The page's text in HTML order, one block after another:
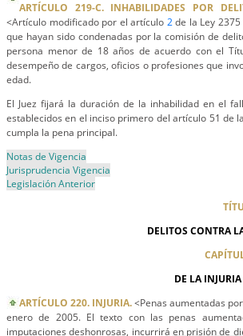
ARTÍCULO 219-C. INHABILIDADES POR
<Artículo modificado por el artículo 2de la Ley 2375
que hayan sido condenadas por la comisión de
persona menor de 18 años de acuerdo con el
desempeño de cargos, oficios o profesiones que
edad.
El Juez fijará la duración de la inhabilidad en el
establecidos en el inciso primero del artículo 51 de
cumpla la pena principal.
Notas de Vigencia
Jurisprudencia Vigencia
Legislación Anterior
DELITOS CONTRA
DE LA
ARTÍCULO 220. INJURIA.<Penas aumentadas
enero de 2005. El texto con las penas
imputaciones deshonrosas, incurrirá en prisión de